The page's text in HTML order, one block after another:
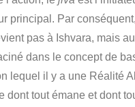
principal. Par
pas à Ishvara, mais au
dans le concept de
lequel il y a une Réalité
dont tout émane et dont